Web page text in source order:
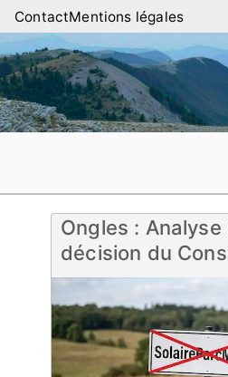
Aller
au
contenu
ContactMentions légales
Amilure –
de la
Lure
Ongles : Analyse
décision du